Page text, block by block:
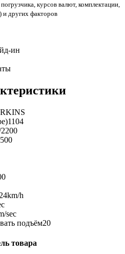
курсов валют, комплектации,
и других факторов
ин
1104
500
h
sec
подъём20
товара